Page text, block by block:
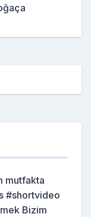
mutfakta
#shortvideo
Bizim